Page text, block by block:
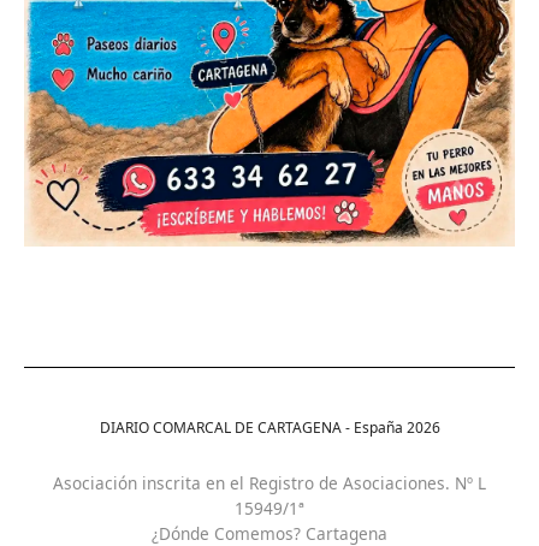
DIARIO COMARCAL DE CARTAGENA - España 2026
Asociación inscrita en el Registro de Asociaciones. Nº L
15949/1ª
¿Dónde Comemos? Cartagena